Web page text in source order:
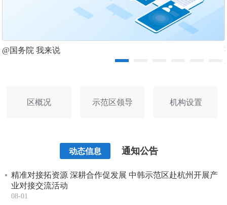
@国务院 我来说
区概况 示范区领导 机构设置
动态信息 通知公告
精准对接拓资源 深耕合作促发展 中韩示范区赴杭州开展产
业对接交流活动
08-01